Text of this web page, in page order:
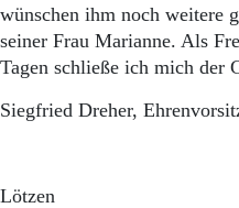
wünschen ihm noch weitere
seiner Frau Marianne. Als
Tagen schließe ich mich der
Siegfried Dreher,
Lötzen